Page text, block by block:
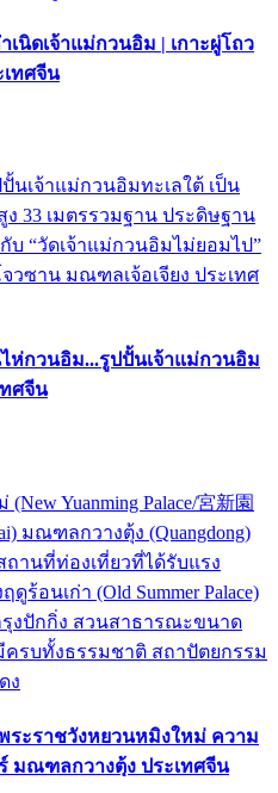
นิดเจ้าแม่กวนอิม | เกาะผู่โถว
ทศจีน
เจ้าแม่กวนอิมทะเลใต้ เป็น
33 เมตรรวมฐาน ประดิษฐาน
บ “วัดเจ้าแม่กวนอิมไม่ยอมไป”
วซาน มณฑลเจ้อเจียง ประเทศ
ห่กวนอิม...รูปปั้นเจ้าแม่กวนอิม
ศจีน
Yuanming Palace/宮新園
มณฑลกวางตุ้ง (Quangdong)
านที่ท่องเที่ยวที่ได้รับแรง
ร้อนเก่า (Old Summer Palace)
งปักกิ่ง สวนสาธารณะขนาด
รบทั้งธรรมชาติ สถาปัตยกรรม
ง
พระราชวังหยวนหมิงใหม่ ความ
มณฑลกวางตุ้ง ประเทศจีน